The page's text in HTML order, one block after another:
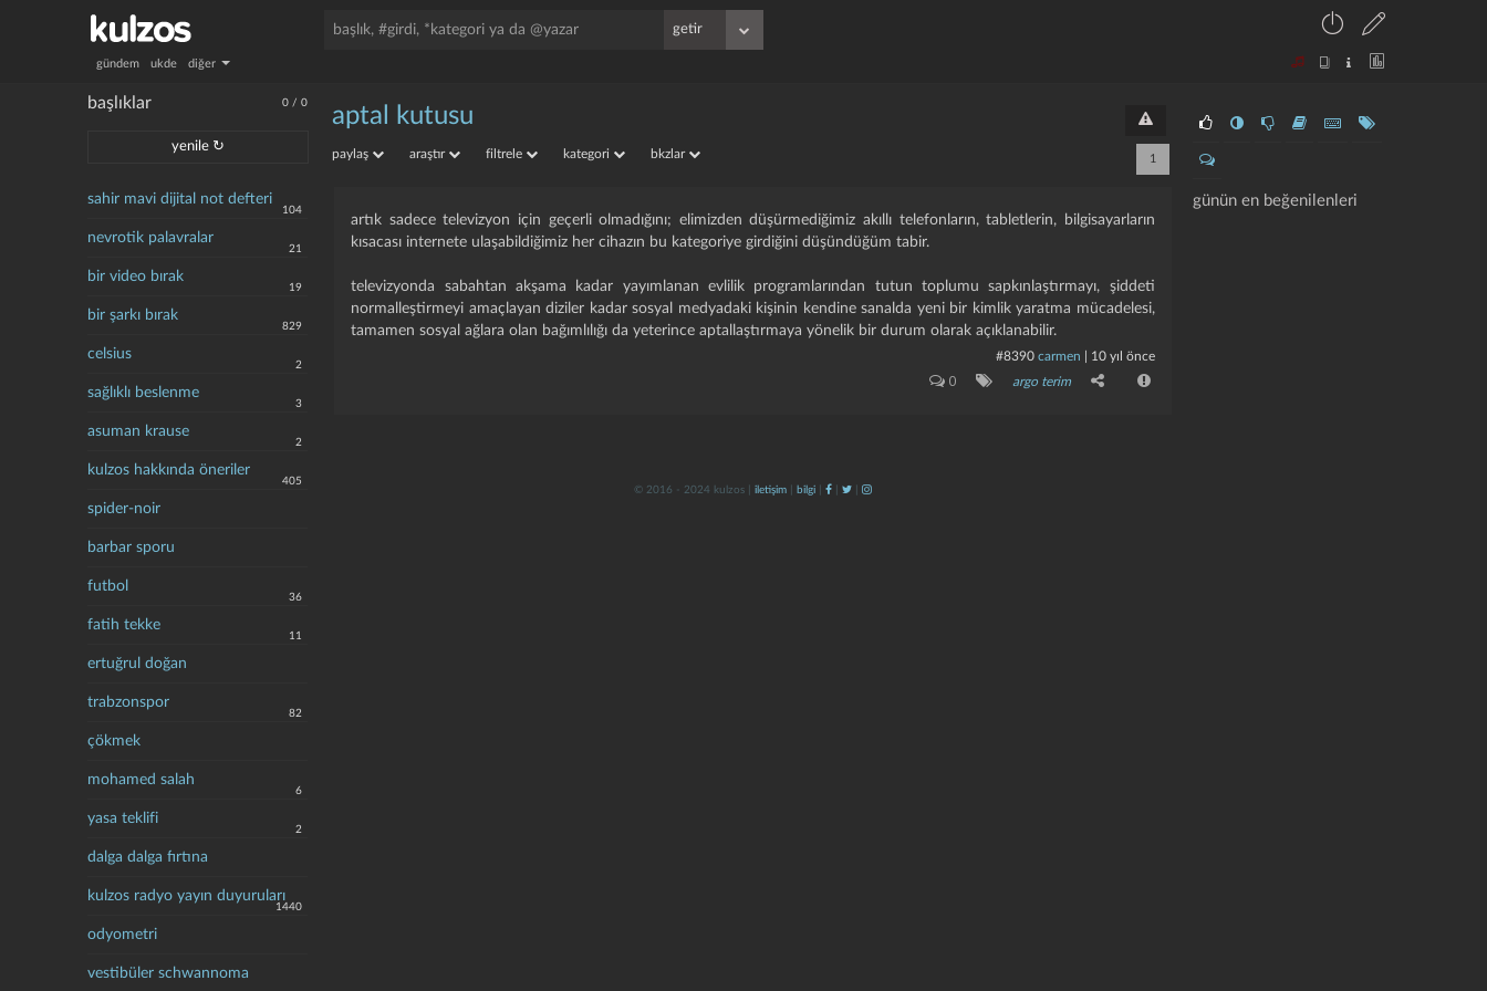
gündem ukde diğer
0 /0
başlıklar
yenile ↻
sahir mavi dijital not defteri
104
nevrotik palavralar
21
bir video bırak
19
bir şarkı bırak
829
celsius
2
sağlıklı beslenme
3
asuman krause
2
kulzos hakkında öneriler
405
spider-noir
barbar sporu
futbol
36
fatih tekke
11
ertuğrul doğan
trabzonspor
82
çökmek
mohamed salah
6
yasa teklifi
2
dalga dalga fırtına
kulzos radyo yayın duyuruları
1440
odyometri
vestibüler schwannoma
günün en beğenilenleri
aptal kutusu
paylaş araştır filtrele kategori bkzlar 1
artık sadece televizyon için geçerli olmadığını; elimizden düşürmediğimiz akıllı telefonların, tabletlerin, bilgisayarların
kısacası internete ulaşabildiğimiz her cihazın bu kategoriye girdiğini düşündüğüm tabir.
televizyonda sabahtan akşama kadar yayımlanan evlilik programlarından tutun toplumu sapkınlaştırmayı, şiddeti
normalleştirmeyi amaçlayan diziler kadar sosyal medyadaki kişinin kendine sanalda yeni bir kimlik yaratma mücadelesi,
tamamen sosyal ağlara olan bağımlılığı da yeterince aptallaştırmaya yönelik bir durum olarak açıklanabilir.
#8390 carmen 10 yıl önce
0 argo terim
© 2016 - 2024 kulzos | iletişim bilgi